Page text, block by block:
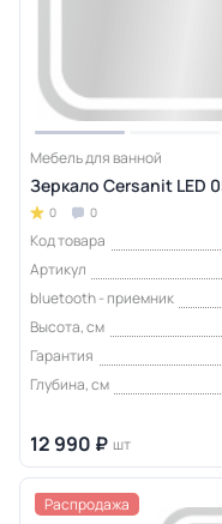
Мебель для ванной
Зеркало Cersanit LED
0 0
Код товара
Артикул
bluetooth - приемник
Высота, см
Гарантия
Глубина, см
12 990 ₽ шт
Распродажа